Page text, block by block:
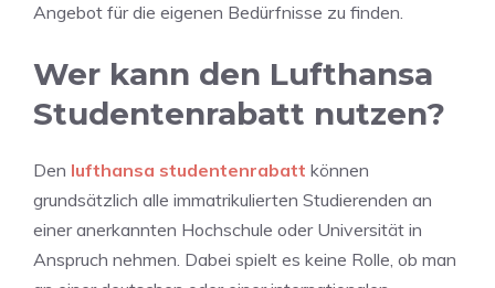
Angebot für die eigenen Bedürfnisse zu finden.
Wer kann den Lufthansa
Studentenrabatt nutzen?
Den lufthansa studentenrabatt können
grundsätzlich alle immatrikulierten Studierenden an
einer anerkannten Hochschule oder Universität in
Anspruch nehmen. Dabei spielt es keine Rolle, ob man